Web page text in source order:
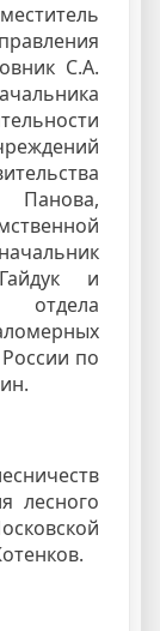
С.А.
и
отдела
по
лесного